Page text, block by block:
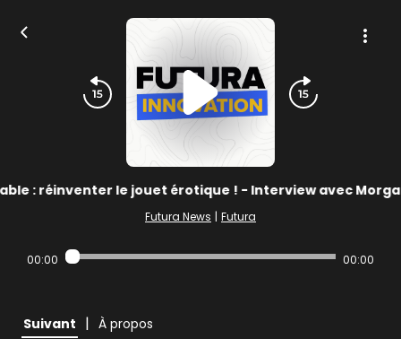
: réinventer le jouet érotique ! - Interview avec
Futura News | Futura
00:00 00:00
Suivant | À propos